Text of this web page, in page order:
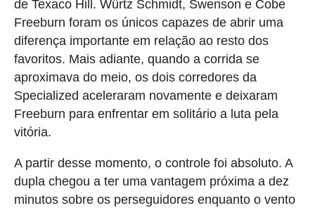
de Texaco Hill. Würtz Schmidt, Swenson e Cobe
Freeburn foram os únicos capazes de abrir uma
diferença importante em relação ao resto dos
favoritos. Mais adiante, quando a corrida se
aproximava do meio, os dois corredores da
Specialized aceleraram novamente e deixaram
Freeburn para enfrentar em solitário a luta pela
vitória.
A partir desse momento, o controle foi absoluto. A
dupla chegou a ter uma vantagem próxima a dez
minutos sobre os perseguidores enquanto o vento